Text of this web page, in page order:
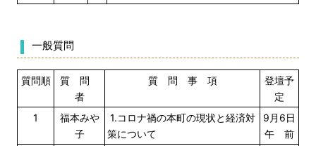
一般質問
質問順
質 問
者
質 問 事 項
登壇予
定
1
福本みや
子
1.コロナ禍の本町の現状と経済対
策について
9月6日
午 前